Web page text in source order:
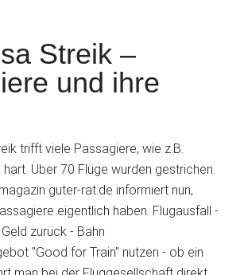
Streik –
und ihre
trifft viele Passagiere, wie z.B.
hart. Über 70 Flüge wurden gestrichen.
guter-rat.de informiert nun,
eigentlich haben. Flugausfall -
zurück - Bahn
"Good for Train" nutzen - ob ein